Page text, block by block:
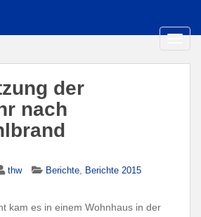
der
nach
thw Berichte Berichte 2015
kam es in einem Wohnhaus in der